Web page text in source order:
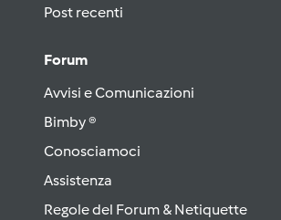
Post recenti
Forum
Avvisi e Comunicazioni
Bimby ®
Conosciamoci
Assistenza
Regole del Forum & Netiquette